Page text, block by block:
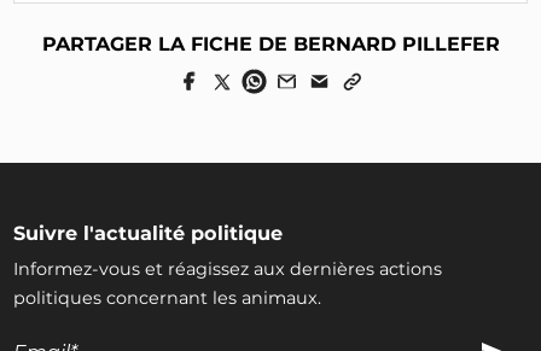
PARTAGER LA FICHE DE BERNARD PILLEFER
Suivre l'actualité politique
Informez-vous et réagissez aux dernières actions
politiques concernant les animaux.